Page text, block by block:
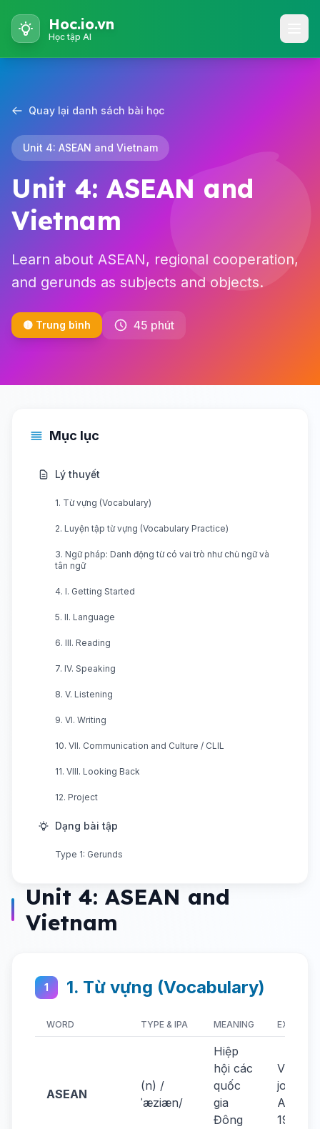
Hoc.io.vn
Học tập AI
Quay lại danh sách bài học
Unit 4: ASEAN and Vietnam
Unit 4: ASEAN and
Vietnam
Learn about ASEAN, regional cooperation,
and gerunds as subjects and objects.
🟡 Trung bình 45 phút
Mục lục
Lý thuyết
1. Từ vựng (Vocabulary)
2. Luyện tập từ vựng (Vocabulary Practice)
3. Ngữ pháp: Danh động từ có vai trò như chủ ngữ và
tân ngữ
4. I. Getting Started
5. II. Language
6. III. Reading
7. IV. Speaking
8. V. Listening
9. VI. Writing
10. VII. Communication and Culture / CLIL
11. VIII. Looking Back
12. Project
Dạng bài tập
Type 1: Gerunds
Unit 4: ASEAN and
Vietnam
1 1. Từ vựng (Vocabulary)
WORD TYPE & IPA MEANING EXAMPLE
ASEAN
(n) /
ˈæziæn/
Hiệp
hội các
quốc
gia
Đông
Vietnam
joined
1995.